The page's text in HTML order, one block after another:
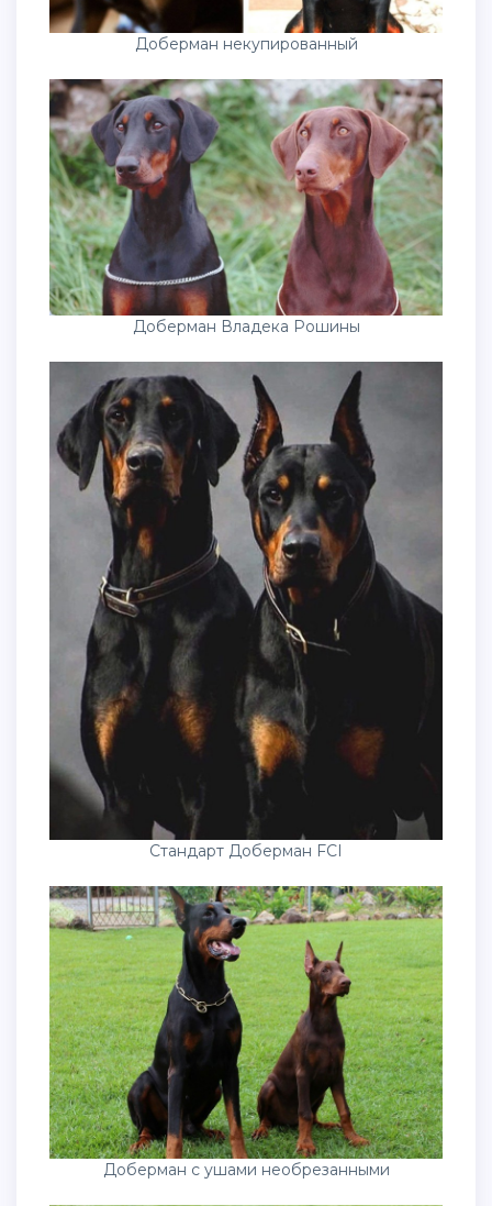
Доберман некупированный
Доберман Владека Рошины
Стандарт Доберман FCI
Доберман с ушами необрезанными